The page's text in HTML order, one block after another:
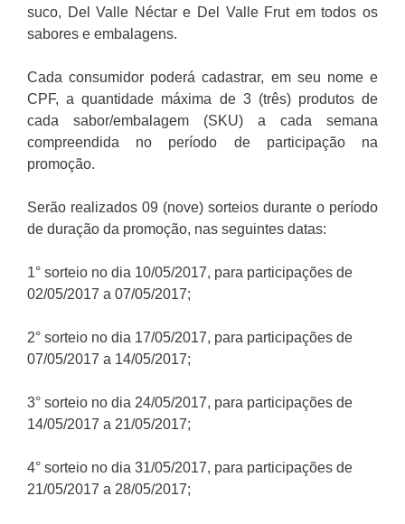
suco, Del Valle Néctar e Del Valle Frut em todos os
sabores e embalagens.
Cada consumidor poderá cadastrar, em seu nome e
CPF, a quantidade máxima de 3 (três) produtos de
cada sabor/embalagem (SKU) a cada semana
compreendida no período de participação na
promoção.
Serão realizados 09 (nove) sorteios durante o período
de duração da promoção, nas seguintes datas:
1° sorteio no dia 10/05/2017, para participações de
02/05/2017 a 07/05/2017;
2° sorteio no dia 17/05/2017, para participações de
07/05/2017 a 14/05/2017;
3° sorteio no dia 24/05/2017, para participações de
14/05/2017 a 21/05/2017;
4° sorteio no dia 31/05/2017, para participações de
21/05/2017 a 28/05/2017;